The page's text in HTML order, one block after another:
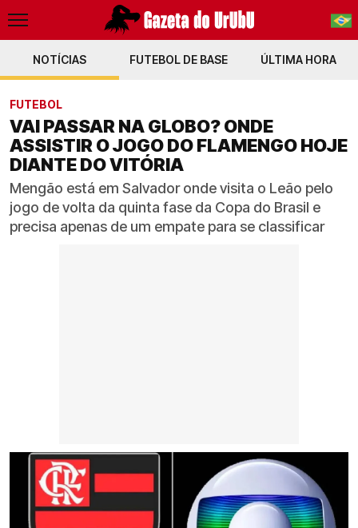
PT-BR
NOTÍCIAS FUTEBOL DE BASE ÚLTIMA HORA
FUTEBOL
VAI PASSAR NA GLOBO? ONDE
ASSISTIR O JOGO DO FLAMENGO HOJE
DIANTE DO VITÓRIA
Mengão está em Salvador onde visita o Leão pelo
jogo de volta da quinta fase da Copa do Brasil e
precisa apenas de um empate para se classificar